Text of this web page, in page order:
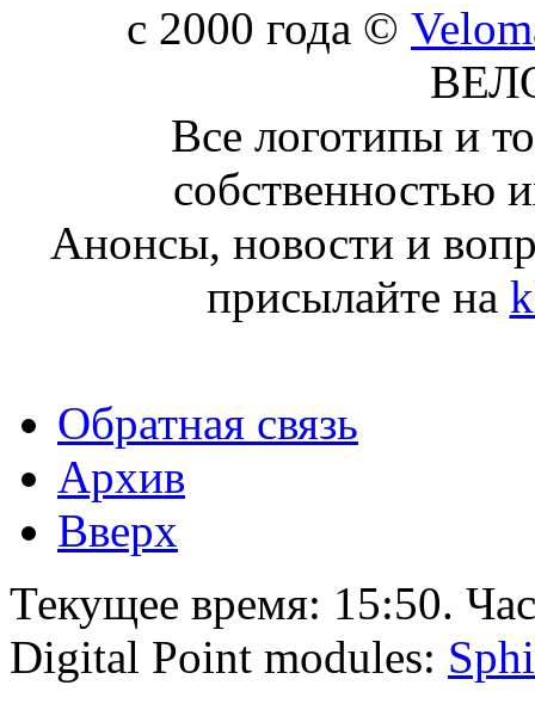
c 2000 года ©
Все логотипы и
собственностью
Анонсы, новости и
присылайте на
Обратная связь
Архив
Вверх
Текущее время: 15:50.
Digital Point modules: